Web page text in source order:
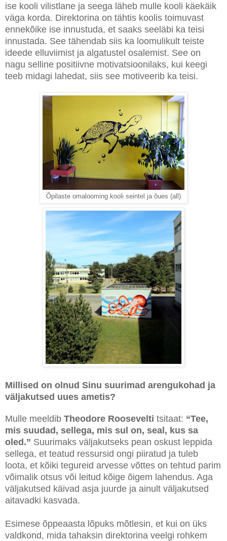
ise kooli vilistlane ja seega läheb mulle kooli käekäik
väga korda. Direktorina on tähtis koolis toimuvast
ennekõike ise innustuda, et saaks seeläbi ka teisi
innustada. See tähendab siis ka loomulikult teiste
ideede elluviimist ja algatustel osalemist. See on
nagu selline positiivne motivatsioonilaks, kui keegi
teeb midagi lahedat, siis see motiveerib ka teisi.
Õpilaste omalooming kooli seintel ja õues (all)
Millised on olnud Sinu suurimad arengukohad ja
väljakutsed uues ametis?
Mulle meeldib Theodore Roosevelti tsitaat: “Tee,
mis suudad, sellega, mis sul on, seal, kus sa
oled.” Suurimaks väljakutseks pean oskust leppida
sellega, et teatud ressursid ongi piiratud ja tuleb
loota, et kõiki tegureid arvesse võttes on tehtud parim
võimalik otsus või leitud kõige õigem lahendus. Aga
väljakutsed käivad asja juurde ja ainult väljakutsed
aitavadki kasvada.
Esimese õppeaasta lõpuks mõtlesin, et kui on üks
valdkond, mida tahaksin direktorina veelgi rohkem